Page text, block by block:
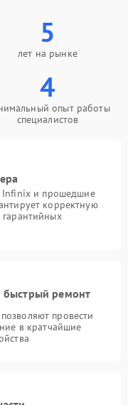
5
лет на рынке
4
опыт работы
специалистов
Infinix и прошедшие
корректную
быстрый ремонт
провести
в кратчайшие